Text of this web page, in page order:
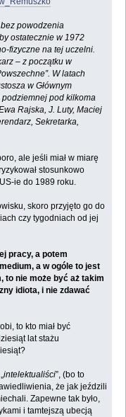
powodzenia
ostatecznie w 1972
fizyczne na tej uczelni.
– z początku w
W latach
w Głównym
podziemnej pod kilkoma
Rajska, J. Luty, Maciej
Sekretarka,
ale jeśli miał w miarę
stosunkowo
ie do 1989 roku.
skoro przyjęto go do
czy tygodniach od jej
pracy, a potem
a w ogóle to jest
to nie może być aż takim
idiota, i nie zdawać
to kto miał być
lat stażu
intelektualiści”, (bo to
że jak jeździli
Zapewne tak było,
i tamtejszą ubecją